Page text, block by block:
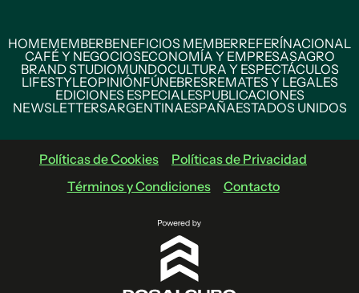
HOMEMEMBERBENEFICIOS MEMBERREFERÍNACIONAL
CAFÉ Y NEGOCIOSECONOMÍA Y EMPRESASAGRO
BRAND STUDIOMUNDOCULTURA Y ESPECTÁCULOS
LIFESTYLEOPINIÓNFÚNEBRESREMATES Y LEGALES
EDICIONES ESPECIALESPUBLICACIONES
NEWSLETTERSARGENTINAESPAÑAESTADOS UNIDOS
Políticas de Cookies
Políticas de Privacidad
Términos y Condiciones
Contacto